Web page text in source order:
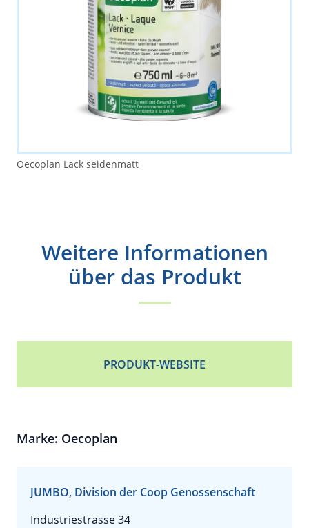
Oecoplan Lack seidenmatt
Weitere Informationen
über das Produkt
PRODUKT-WEBSITE
Marke: Oecoplan
JUMBO, Division der Coop Genossenschaft
Industriestrasse 34